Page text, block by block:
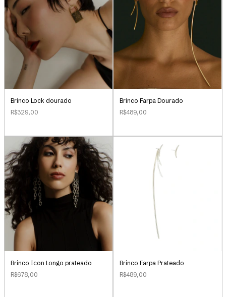
Brinco Lock dourado
R$329,00
Brinco Farpa Dourado
R$489,00
Brinco Icon Longo prateado
R$678,00
Brinco Farpa Prateado
R$489,00